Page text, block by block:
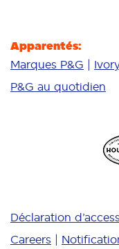
Apparentés:
Marques P&G
P&G au quotidien
Déclaration
Careers